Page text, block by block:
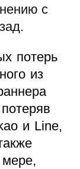
с
потерь
из
и Line,